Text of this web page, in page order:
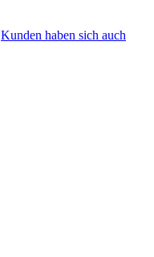
Kunden haben sich auch